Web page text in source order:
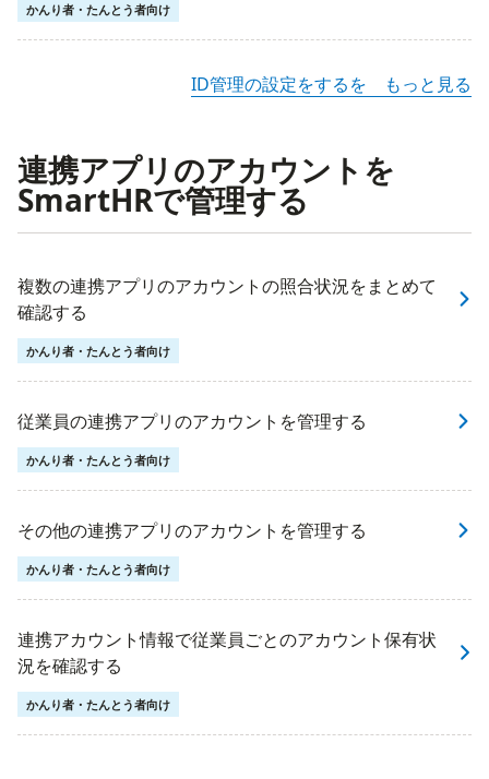
かんり者・たんとう者向け
ID管理の設定をするを もっと見る
連携アプリのアカウントを
SmartHRで管理する
複数の連携アプリのアカウントの照合状況をまとめて
確認する
かんり者・たんとう者向け
従業員の連携アプリのアカウントを管理する
かんり者・たんとう者向け
その他の連携アプリのアカウントを管理する
かんり者・たんとう者向け
連携アカウント情報で従業員ごとのアカウント保有状
況を確認する
かんり者・たんとう者向け